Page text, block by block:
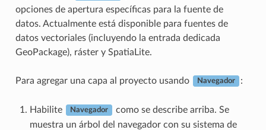
opciones de apertura específicas para la fuente de
datos. Actualmente está disponible para fuentes de
datos vectoriales (incluyendo la entrada dedicada
GeoPackage), ráster y SpatiaLite.
Para agregar una capa al proyecto usando Navegador :
Habilite Navegador
como se describe arriba. Se
muestra un árbol del navegador con su sistema de